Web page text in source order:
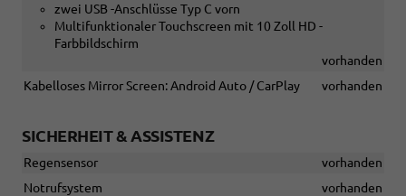
zwei USB -Anschlüsse Typ C vorn
Multifunktionaler Touchscreen mit 10 Zoll HD -
Farbbildschirm
vorhanden
Kabelloses Mirror Screen: Android Auto / CarPlay
vorhanden
SICHERHEIT & ASSISTENZ
Regensensor
vorhanden
Notrufsystem
vorhanden